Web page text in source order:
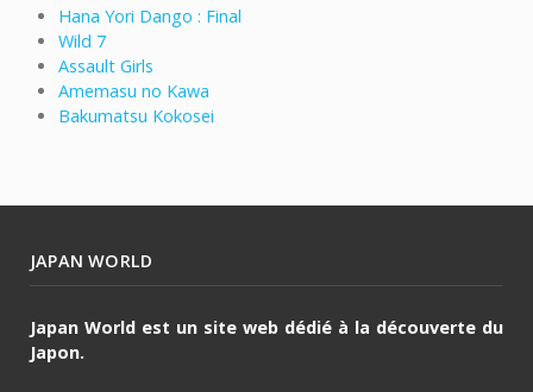
Hana Yori Dango : Final
Wild 7
Assault Girls
Amemasu no Kawa
Bakumatsu Kokosei
JAPAN WORLD
Japan World est un site web dédié à la découverte du
Japon.